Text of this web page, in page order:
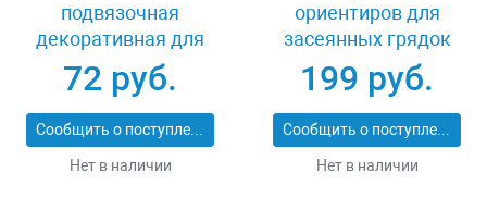
подвязочная
декоративная для
кустарников 20 м
Grinda 8-422341
72 руб.
Сообщить о поступлении
Нет в наличии
ориентиров для
засеянных грядок
Grinda 8-422371-H26
199 руб.
Сообщить о поступлении
Нет в наличии